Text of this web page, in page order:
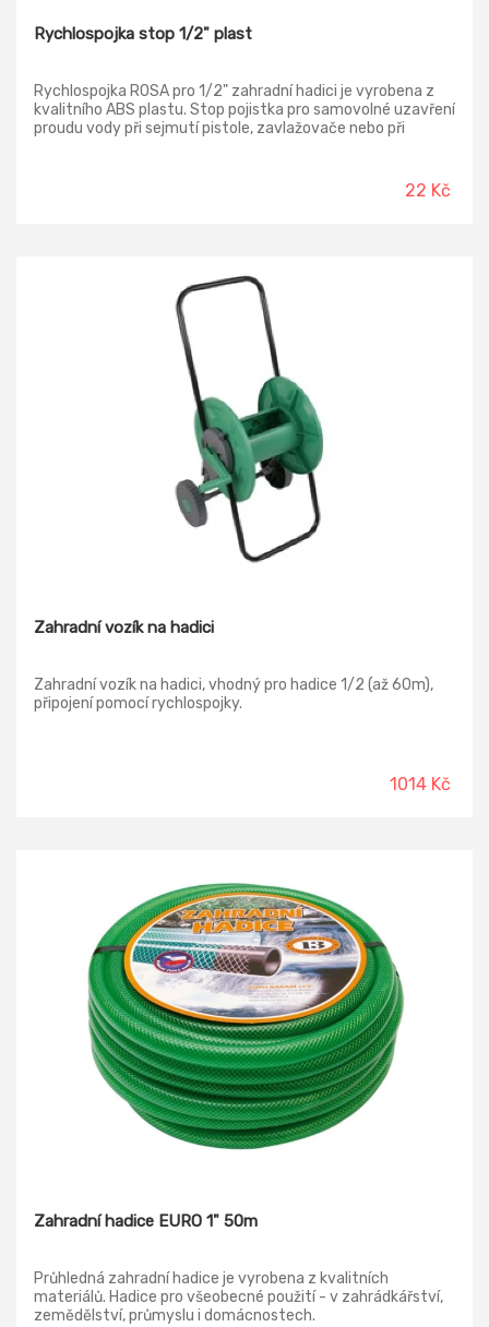
Rychlospojka stop 1/2" plast
Rychlospojka ROSA pro 1/2" zahradní hadici je vyrobena z
kvalitního ABS plastu. Stop pojistka pro samovolné uzavření
proudu vody při sejmutí pistole, zavlažovače nebo při
Tříbodový zjišťovací rychlospojný systém oproti levnějším
dvoubodovým - drží rychlospojku lepe v ose a pevněji lepší
22 Kč
Zahradní vozík na hadici
Zahradní vozík na hadici, vhodný pro hadice 1/2 (až 60m),
připojení pomocí rychlospojky.
1014 Kč
Zahradní hadice EURO 1" 50m
Průhledná zahradní hadice je vyrobena z kvalitních
materiálů. Hadice pro všeobecné použití - v zahrádkářství,
zemědělství, průmyslu i domácnostech.